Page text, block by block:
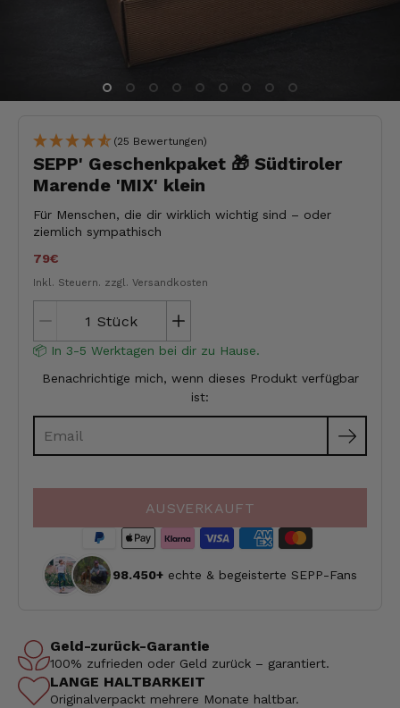
(25 Bewertungen)
SEPP' Geschenkpaket 🎁 Südtiroler
Marende 'MIX' klein
Für Menschen, die dir wirklich wichtig sind – oder
ziemlich sympathisch
79€
Inkl. Steuern. zzgl. Versandkosten
Stück
📦 In 3-5 Werktagen bei dir zu Hause.
Benachrichtige mich, wenn dieses Produkt verfügbar
ist:
Email
für
AUSVERKAUFT
98.450+ echte & begeisterte SEPP-Fans
Geld-zurück-Garantie
100% zufrieden oder Geld zurück – garantiert.
LANGE HALTBARKEIT
Originalverpackt mehrere Monate haltbar.